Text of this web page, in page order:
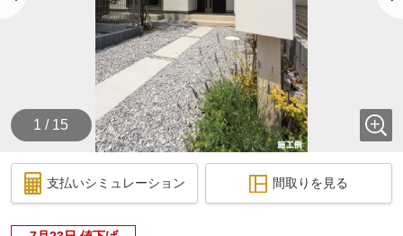
1 / 15
支払いシミュレーション 間取りを見る